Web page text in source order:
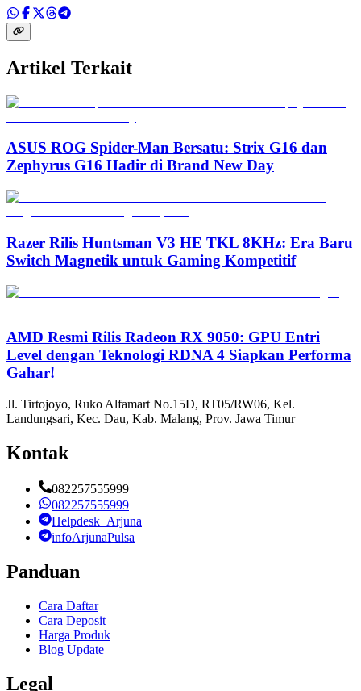
Artikel Terkait
ASUS ROG Spider-Man Bersatu: Strix G16 dan
Zephyrus G16 Hadir di Brand New Day
Razer Rilis Huntsman V3 HE TKL 8KHz: Era Baru
Switch Magnetik untuk Gaming Kompetitif
AMD Resmi Rilis Radeon RX 9050: GPU Entri
Level dengan Teknologi RDNA 4 Siapkan Performa
Gahar!
Jl. Tirtojoyo, Ruko Alfamart No.15D, RT05/RW06, Kel.
Landungsari, Kec. Dau, Kab. Malang, Prov. Jawa Timur
Kontak
082257555999
082257555999
Helpdesk_Arjuna
infoArjunaPulsa
Panduan
Cara Daftar
Cara Deposit
Harga Produk
Blog Update
Legal